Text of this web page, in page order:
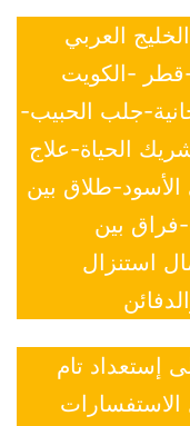
العربي
-قطر -الكويت
جلب الحبيب-
الحياة-علاج
طلاق بين
بين
استنزال
إستعداد تام